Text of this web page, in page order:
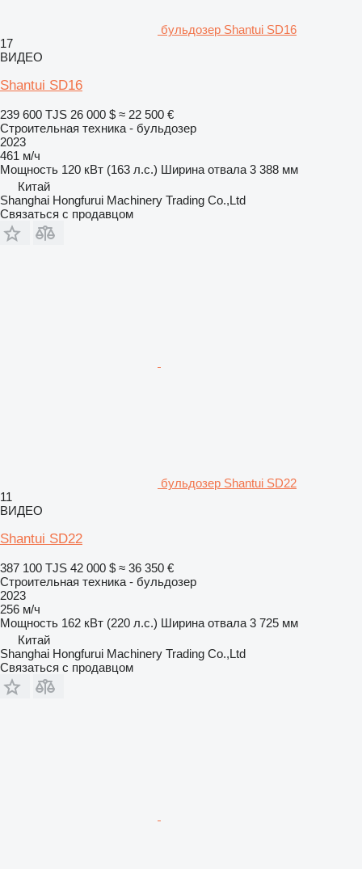
бульдозер Shantui SD16
17
ВИДЕО
Shantui SD16
239 600 TJS 26 000 $ ≈ 22 500 €
Строительная техника - бульдозер
2023
461 м/ч
Мощность 120 кВт (163 л.с.) Ширина отвала 3 388 мм
Китай
Shanghai Hongfurui Machinery Trading Co.,Ltd
Связаться с продавцом
бульдозер Shantui SD22
11
ВИДЕО
Shantui SD22
387 100 TJS 42 000 $ ≈ 36 350 €
Строительная техника - бульдозер
2023
256 м/ч
Мощность 162 кВт (220 л.с.) Ширина отвала 3 725 мм
Китай
Shanghai Hongfurui Machinery Trading Co.,Ltd
Связаться с продавцом